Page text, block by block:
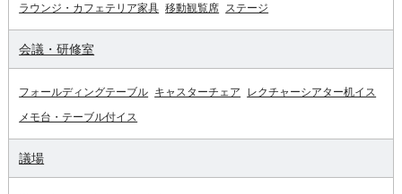
ラウンジ・カフェテリア家具 移動観覧席 ステージ
会議・研修室
フォールディングテーブル キャスターチェア
レクチャーシアター机イス
メモ台・テーブル付イス
議場